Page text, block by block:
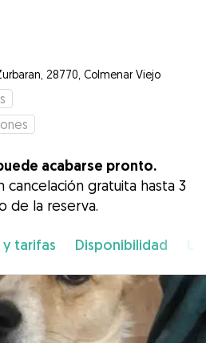
28770, Colmenar Viejo
acabarse pronto.
cancelación gratuita hasta 3
de la reserva.
tarifas Disponibilidad